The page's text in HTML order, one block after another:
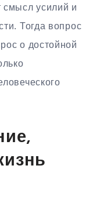
смысл усилий и
Тогда вопрос
о достойной